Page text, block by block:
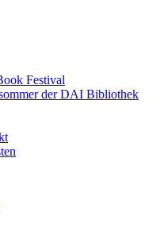
Festival
der DAI Bibliothek